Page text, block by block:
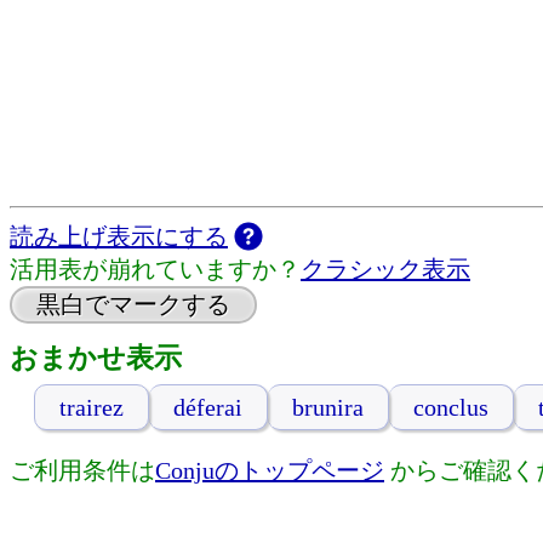
読み上げ表示にする
活用表が崩れていますか？ クラシック表示
黒白でマークする
おまかせ表示
trairez déferai brunira conclus
ご利用条件はConjuのトップページ からご確認く